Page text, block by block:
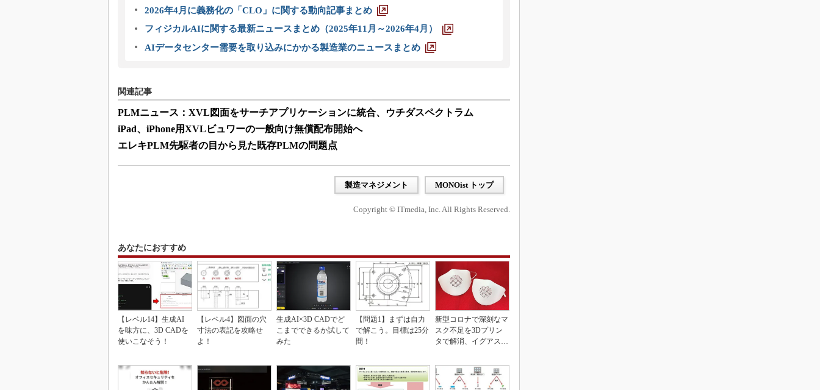
2026年4月に義務化の「CLO」に関する動向記事まとめ
フィジカルAIに関する最新ニュースまとめ（2025年11月～2026年4月）
AIデータセンター需要を取り込みにかかる製造業のニュースまとめ
関連記事
PLMニュース：XVL図面をサーチアプリケーションに統合、ウチダスペクトラム
iPad、iPhone用XVLビュワーの一般向け無償配布開始へ
エレキPLM先駆者の目から見た既存PLMの問題点
製造マネジメント MONOist トップ
Copyright © ITmedia, Inc. All Rights Reserved.
あなたにおすすめ
【レベル14】生成AI
を味方に、3D CADを
使いこなそう！
【レベル4】図面の穴
寸法の表記を攻略せ
よ！
生成AI×3D CADでど
こまでできるか試して
みた
【問題1】まずは自力
で解こう。目標は25分
間！
新型コロナで深刻なマ
スク不足を3Dプリン
タで解消、イグアスが